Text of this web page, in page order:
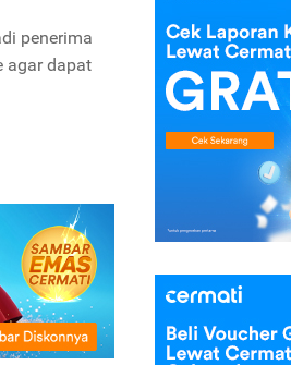
penerima
agar dapat